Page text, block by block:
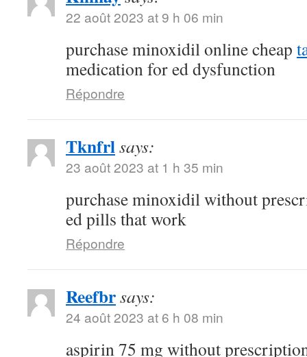
22 août 2023 at 9 h 06 min
purchase minoxidil online cheap
medication for ed dysfunction
Répondre
Tknfrlsays:
23 août 2023 at 1 h 35 min
purchase minoxidil without
ed pills that work
Répondre
Reefbrsays:
24 août 2023 at 6 h 08 min
aspirin 75 mg without